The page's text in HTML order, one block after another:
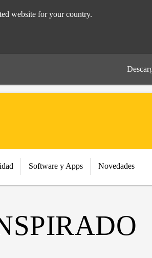
website for your country.
Software y Apps Novedades